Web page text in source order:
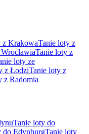
z KrakowaTanie loty z
Tanie loty z
loty ze
z ŁodziTanie loty z
z Radomia
Tanie loty do
do EdynburgTanie loty